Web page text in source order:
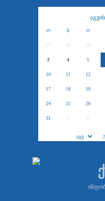
ო ს ო
27 28 29
3 4 5
10 11 12
17 18 19
24 25 26
31 1 2